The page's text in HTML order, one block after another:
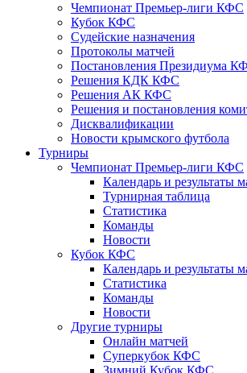
Чемпионат Премьер-лиги КФС
Кубок КФС
Судейские назначения
Протоколы матчей
Постановления Президиума
Решения КДК КФС
Решения АК КФС
Решения и постановления
Дисквалификации
Новости крымского футбола
Турниры
Чемпионат Премьер-лиги КФС
Календарь и результаты
Турнирная таблица
Статистика
Команды
Новости
Кубок КФС
Календарь и результаты
Статистика
Команды
Новости
Другие турниры
Онлайн матчей
Суперкубок КФС
Зимний Кубок КФС